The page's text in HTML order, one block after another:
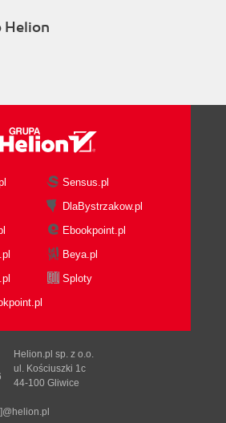
Sensus.pl
DlaBystrzakow.pl
Ebookpoint.pl
Beya.pl
Sploty
Helion.pl sp. z o.o.
ul. Kościuszki 1c
44-100 Gliwice